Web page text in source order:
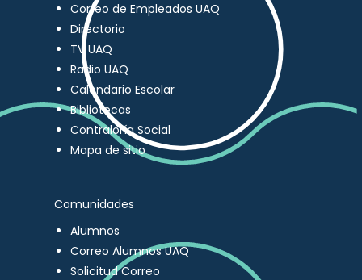
Correo de Empleados UAQ
Directorio
TV UAQ
Radio UAQ
Calendario Escolar
Bibliotecas
Contraloría Social
Mapa de sitio
Comunidades
Alumnos
Correo Alumnos UAQ
Solicitud Correo